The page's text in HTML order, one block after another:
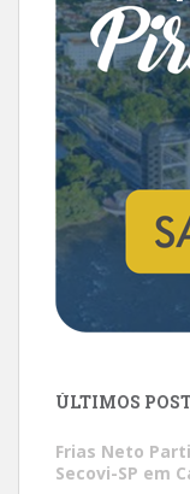
ÚLTIMOS
Frias Neto
Secovi-SP em